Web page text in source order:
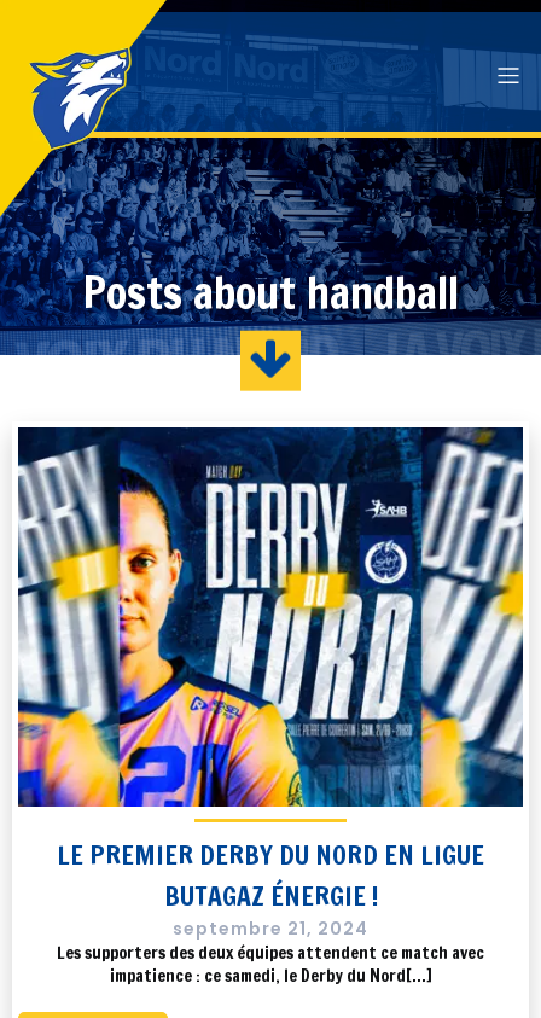
Posts about handball
LE PREMIER DERBY DU NORD EN LIGUE
BUTAGAZ ÉNERGIE !
septembre 21, 2024
Les supporters des deux équipes attendent ce match avec
impatience : ce samedi, le Derby du Nord[…]